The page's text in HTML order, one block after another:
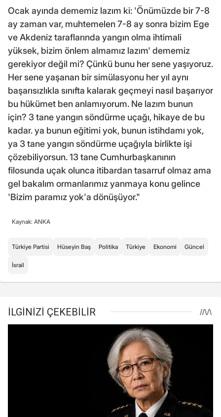
Ocak ayında dememiz lazım ki: 'Önümüzde bir 7-8
ay zaman var, muhtemelen 7-8 ay sonra bizim Ege
ve Akdeniz taraflarında yangın olma ihtimali
yüksek, bizim önlem almamız lazım' dememiz
gerekiyor değil mi? Çünkü bunu her sene yaşıyoruz.
Her sene yaşanan bir simülasyonu her yıl aynı
başarısızlıkla sınıfta kalarak geçmeyi nasıl başarıyor
bu hükümet ben anlamıyorum. Ne lazım bunun
için? 3 tane yangın söndürme uçağı, hikaye de bu
kadar. ya bunun eğitimi yok, bunun istihdamı yok,
ya 3 tane yangın söndürme uçağıyla birlikte işi
çözebiliyorsun. 13 tane Cumhurbaşkanının
filosunda uçak olunca itibardan tasarruf olmaz ama
gel bakalım ormanlarımız yanmaya konu gelince
'Bizim paramız yok'a dönüşüyor."
Kaynak: ANKA
Türkiye Partisi Hüseyin Baş Politika Türkiye Ekonomi Güncel
İsrail